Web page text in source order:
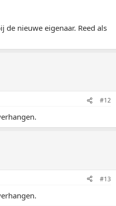
nieuwe eigenaar. Reed als
#12
#13